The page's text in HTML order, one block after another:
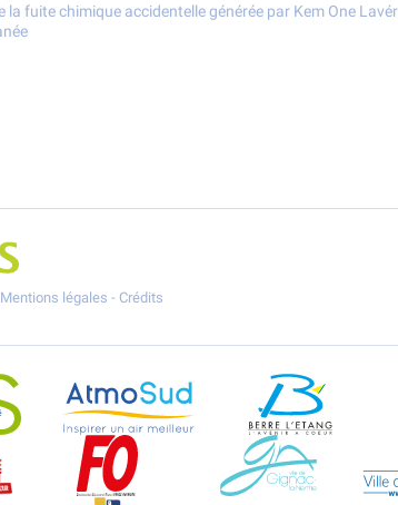
la fuite chimique accidentelle générée par Kem One
en Santé Environnement
Mentions légales - Crédits
AtmoSud Berre l'Etang
Nature Environnement PACA
Force Ouvrière Gignac-la-Nerthe